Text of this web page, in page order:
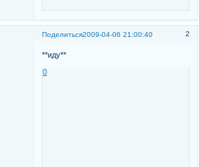
Поделиться 2
2009-04-06 21:00:40
**иду**
0